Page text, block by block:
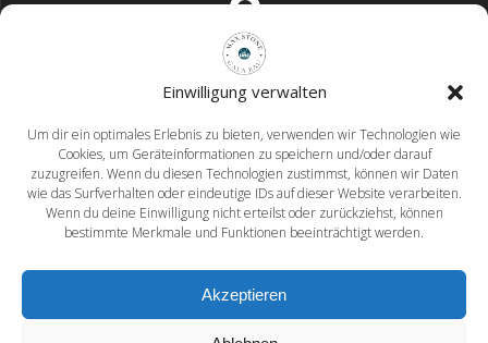
Einwilligung verwalten
Um dir ein optimales Erlebnis zu bieten, verwenden wir Technologien wie
Cookies, um Geräteinformationen zu speichern und/oder darauf
zuzugreifen. Wenn du diesen Technologien zustimmst, können wir Daten
wie das Surfverhalten oder eindeutige IDs auf dieser Website verarbeiten.
Wenn du deine Einwilligung nicht erteilst oder zurückziehst, können
bestimmte Merkmale und Funktionen beeinträchtigt werden.
Akzeptieren
Mahlower Dorfstraße 12 15831 Blankenfelde-Mahlow
info@max-stone.de